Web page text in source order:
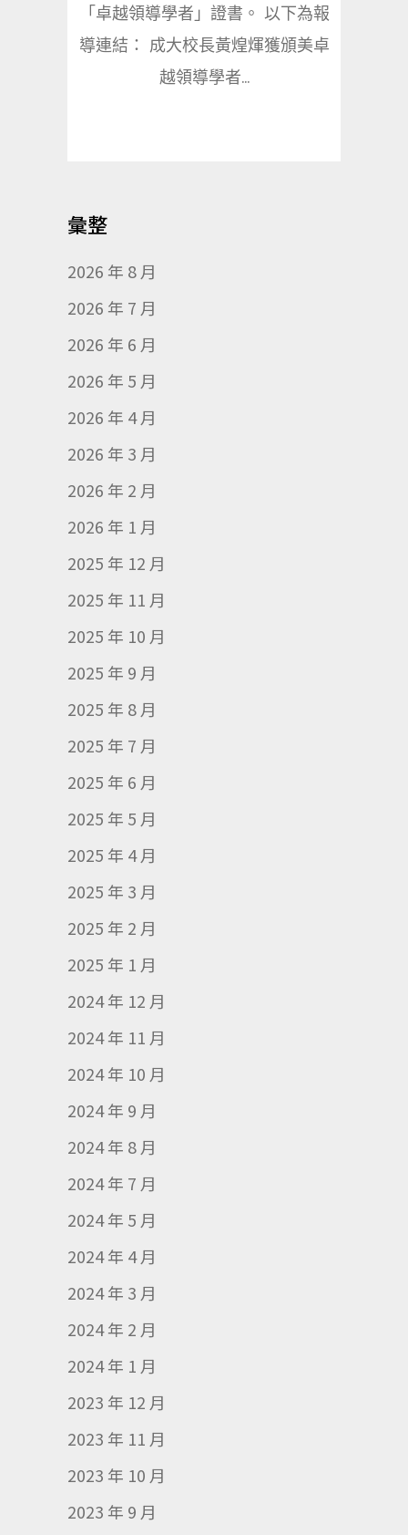
「卓越領導學者」證書。 以下為報
導連結： 成大校長黃煌煇獲頒美卓
越領導學者...
彙整
2026 年 8 月
2026 年 7 月
2026 年 6 月
2026 年 5 月
2026 年 4 月
2026 年 3 月
2026 年 2 月
2026 年 1 月
2025 年 12 月
2025 年 11 月
2025 年 10 月
2025 年 9 月
2025 年 8 月
2025 年 7 月
2025 年 6 月
2025 年 5 月
2025 年 4 月
2025 年 3 月
2025 年 2 月
2025 年 1 月
2024 年 12 月
2024 年 11 月
2024 年 10 月
2024 年 9 月
2024 年 8 月
2024 年 7 月
2024 年 5 月
2024 年 4 月
2024 年 3 月
2024 年 2 月
2024 年 1 月
2023 年 12 月
2023 年 11 月
2023 年 10 月
2023 年 9 月